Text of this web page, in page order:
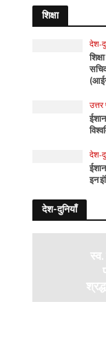
शिक्षा
देश-
देश-
इन
देश-दुनियाँ
स्व.